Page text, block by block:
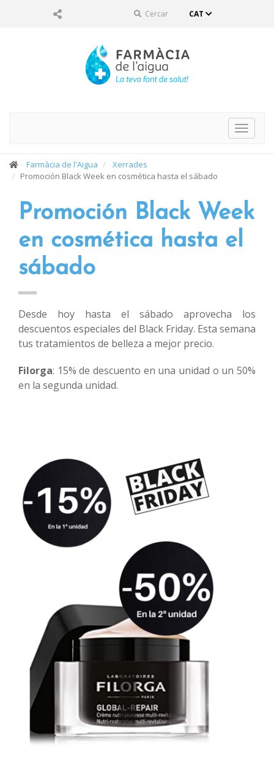
Cercar CAT
Toggle
Farmàcia de l'Aigua
Xerrades
Promoción Black Week en cosmética hasta el sábado
Promoción Black Week
en cosmética hasta el
sábado
Desde hoy hasta el sábado aprovecha los
descuentos especiales del Black Friday. Esta semana
tus tratamientos de belleza a mejor precio.
Filorga: 15% de descuento en una unidad o un 50%
en la segunda unidad.